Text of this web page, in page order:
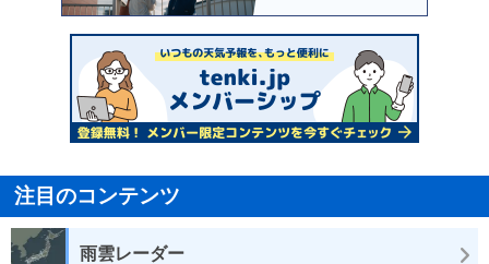
注目のコンテンツ
雨雲レーダー